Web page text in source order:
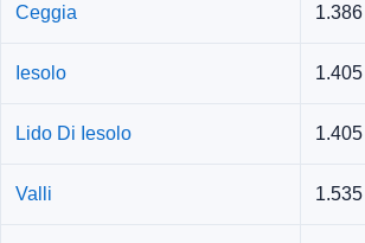
Ceggia 1.386
Iesolo 1.405
Lido Di Iesolo 1.405
Valli 1.535